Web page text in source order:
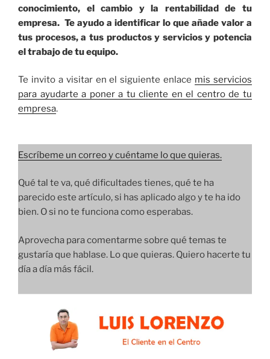
conocimiento, el cambio y la rentabilidad de tu
empresa. Te ayudo a identificar lo que añade valor a
tus procesos, a tus productos y servicios y potencia
el trabajo de tu equipo.
Te invito a visitar en el siguiente enlace mis servicios
para ayudarte a poner a tu cliente en el centro de tu
empresa.
Escríbeme un correo y cuéntame lo que quieras.
Qué tal te va, qué dificultades tienes, qué te ha
parecido este artículo, si has aplicado algo y te ha ido
bien. O si no te funciona como esperabas.
Aprovecha para comentarme sobre qué temas te
gustaría que hablase. Lo que quieras. Quiero hacerte tu
día a día más fácil.